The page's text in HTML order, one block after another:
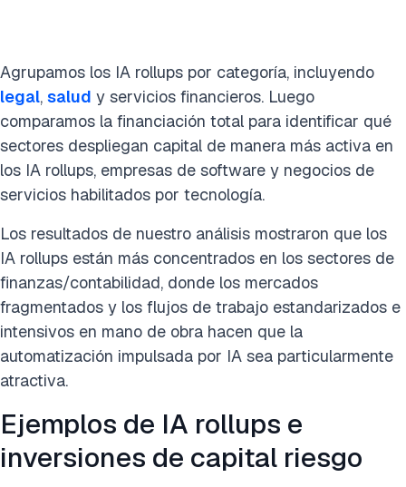
Agrupamos los IA rollups por categoría, incluyendo
legal, salud y servicios financieros. Luego
comparamos la financiación total para identificar qué
sectores despliegan capital de manera más activa en
los IA rollups, empresas de software y negocios de
servicios habilitados por tecnología.
Los resultados de nuestro análisis mostraron que los
IA rollups están más concentrados en los sectores de
finanzas/contabilidad, donde los mercados
fragmentados y los flujos de trabajo estandarizados e
intensivos en mano de obra hacen que la
automatización impulsada por IA sea particularmente
atractiva.
Ejemplos de IA rollups e
inversiones de capital riesgo